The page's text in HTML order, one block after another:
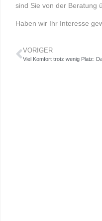
sind Sie von der Beratung
Haben wir Ihr Interesse
VORIGER
Viel Komfort trotz wenig Platz: